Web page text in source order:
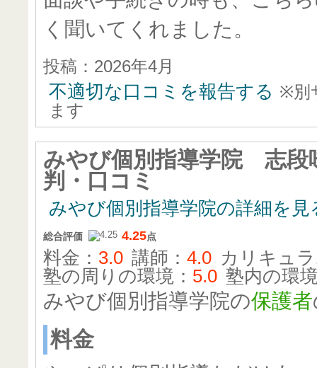
く聞いてくれました。
投稿：2026年4月
不適切な口コミを報告する ※別
ます
みやび個別指導学院 志段
判・口コミ
みやび個別指導学院の詳細を見
総合評価 4.25点
料金： 3.0 講師： 4.0 カリキュ
塾の周りの環境： 5.0 塾内の環
みやび個別指導学院の保護者
料金